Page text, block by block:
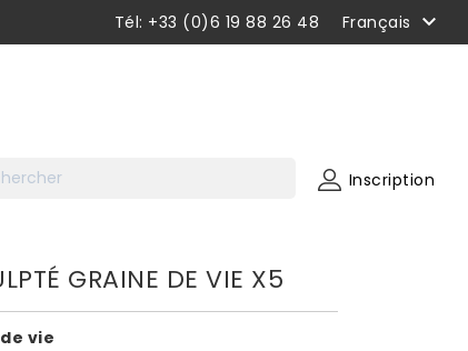
Tél: +33 (0)6 19 88 26 48 Français 
Inscription
GRAINE DE VIE X5
vie